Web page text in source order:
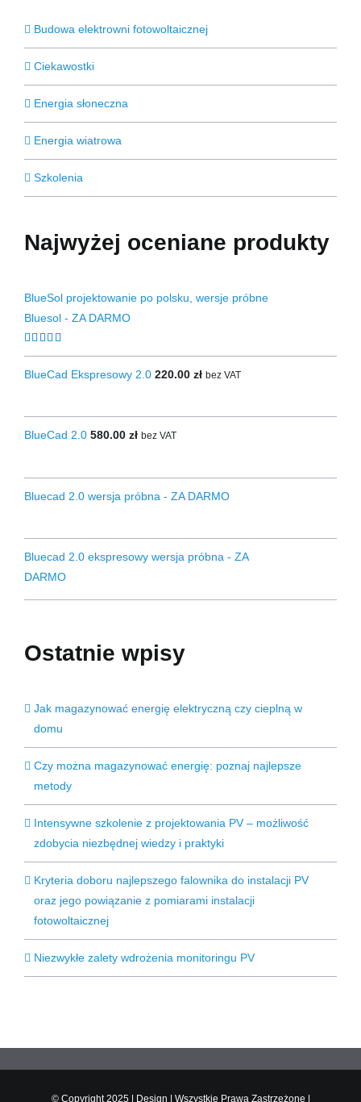
Budowa elektrowni fotowoltaicznej
Ciekawostki
Energia słoneczna
Energia wiatrowa
Szkolenia
Najwyżej oceniane produkty
BlueSol projektowanie po polsku, wersje próbne
Bluesol - ZA DARMO
Oceniono
BlueCad Ekspresowy 2.0 220.00 zł bez VAT
BlueCad 2.0 580.00 zł bez VAT
Bluecad 2.0 wersja próbna - ZA DARMO
Bluecad 2.0 ekspresowy wersja próbna - ZA
DARMO
Ostatnie wpisy
Jak magazynować energię elektryczną czy cieplną w
domu
Czy można magazynować energię: poznaj najlepsze
metody
Intensywne szkolenie z projektowania PV – możliwość
zdobycia niezbędnej wiedzy i praktyki
Kryteria doboru najlepszego falownika do instalacji PV
oraz jego powiązanie z pomiarami instalacji
fotowoltaicznej
Niezwykłe zalety wdrożenia monitoringu PV
© Copyright 2025 | Design | Wszystkie Prawa Zastrzeżone |